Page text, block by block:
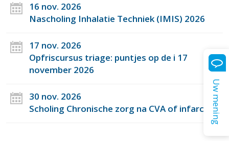
Uw mening
16 nov. 2026
Nascholing Inhalatie Techniek (IMIS) 2026
17 nov. 2026
Opfriscursus triage: puntjes op de i 17
november 2026
30 nov. 2026
Scholing Chronische zorg na CVA of infarct